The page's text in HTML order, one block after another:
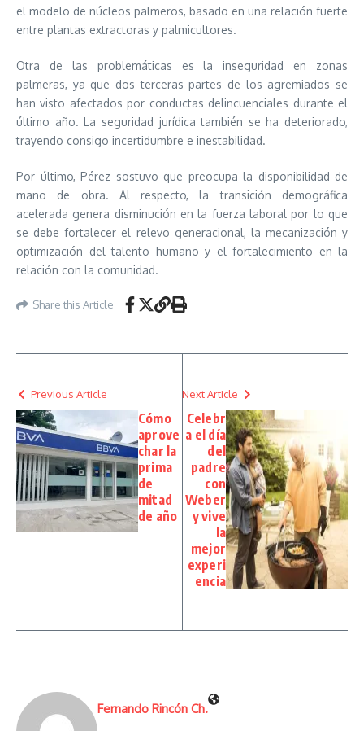
el modelo de núcleos palmeros, basado en una relación fuerte
entre plantas extractoras y palmicultores.
Otra de las problemáticas es la inseguridad en zonas
palmeras, ya que dos terceras partes de los agremiados se
han visto afectados por conductas delincuenciales durante el
último año. La seguridad jurídica también se ha deteriorado,
trayendo consigo incertidumbre e inestabilidad.
Por último, Pérez sostuvo que preocupa la disponibilidad de
mano de obra. Al respecto, la transición demográfica
acelerada genera disminución en la fuerza laboral por lo que
se debe fortalecer el relevo generacional, la mecanización y
optimización del talento humano y el fortalecimiento en la
relación con la comunidad.
Share this Article
Previous Article
Cómo
aprove
char la
prima
de
mitad
de año
Next Article
Celebr
a el día
del
padre
con
Weber
y vive
la
mejor
experi
encia
Fernando Rincón Ch.